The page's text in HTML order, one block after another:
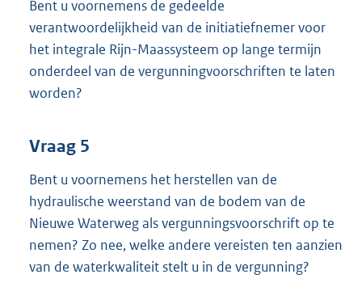
Bent u voornemens de gedeelde
verantwoordelijkheid van de initiatiefnemer voor
het integrale Rijn-Maassysteem op lange termijn
onderdeel van de vergunningvoorschriften te laten
worden?
Vraag 5
Bent u voornemens het herstellen van de
hydraulische weerstand van de bodem van de
Nieuwe Waterweg als vergunningsvoorschrift op te
nemen? Zo nee, welke andere vereisten ten aanzien
van de waterkwaliteit stelt u in de vergunning?